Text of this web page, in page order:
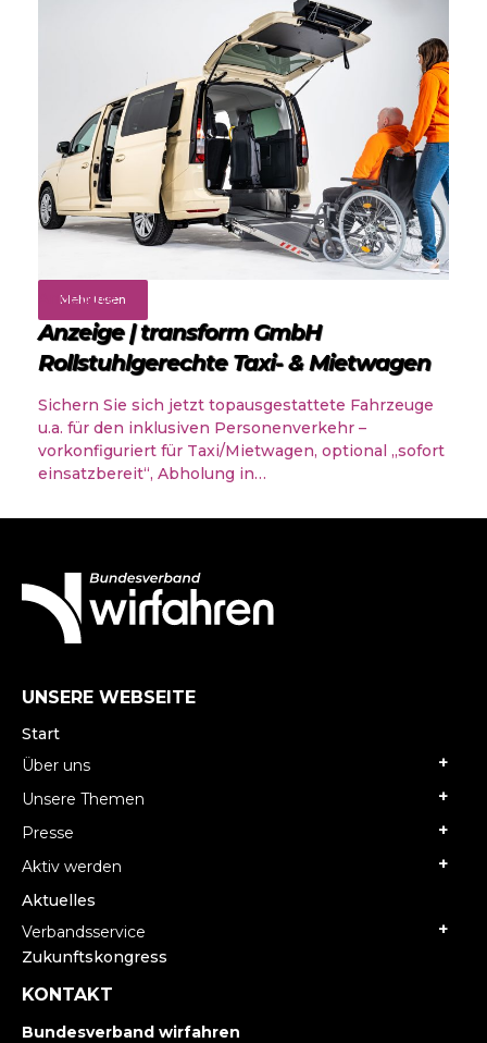
Mehr lesen
Angebote
Anzeige | transform GmbH
Rollstuhlgerechte Taxi- & Mietwagen
Sichern Sie sich jetzt topausgestattete Fahrzeuge
u.a. für den inklusiven Personenverkehr –
vorkonfiguriert für Taxi/Mietwagen, optional „sofort
einsatzbereit“, Abholung in…
UNSERE WEBSEITE
Start
Über uns
Unsere Themen
Presse
Aktiv werden
Aktuelles
Verbandsservice
Zukunftskongress
KONTAKT
Bundesverband wirfahren